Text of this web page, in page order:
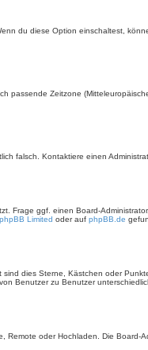
du diese Option einschaltest,
passende Zeitzone
falsch. Kontaktiere einen
Frage ggf. einen Board-
phpBB Limited oder auf phpBB.de
dies Sterne, Kästchen oder
Benutzer zu Benutzer
oder Hochladen. Die Board-